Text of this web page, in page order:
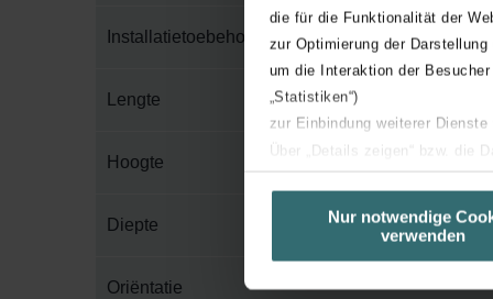
die für die Funktionalität der
zur Optimierung der Darstellung
um die Interaktion der
„Statistiken“)
zur Einbindung weiterer
Über „Details zeigen“ bzw. die
unserer Website verwenden,
basierend auf Ihren Interessen
Datenschutzerklärung
Nur notwendige
verwenden
Installatietoebehoren in verpakking
Lengte
Hoogte
Diepte
Oriëntatie